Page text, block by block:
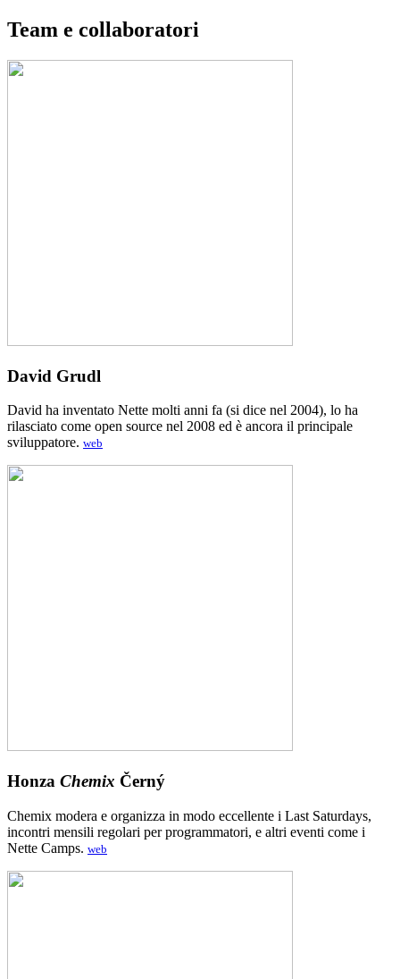
Team e collaboratori
David Grudl
David ha inventato Nette molti anni fa (si dice nel 2004), lo ha
rilasciato come open source nel 2008 ed è ancora il principale
sviluppatore. web
Honza Chemix Černý
Chemix modera e organizza in modo eccellente i Last Saturdays,
incontri mensili regolari per programmatori, e altri eventi come i
Nette Camps. web